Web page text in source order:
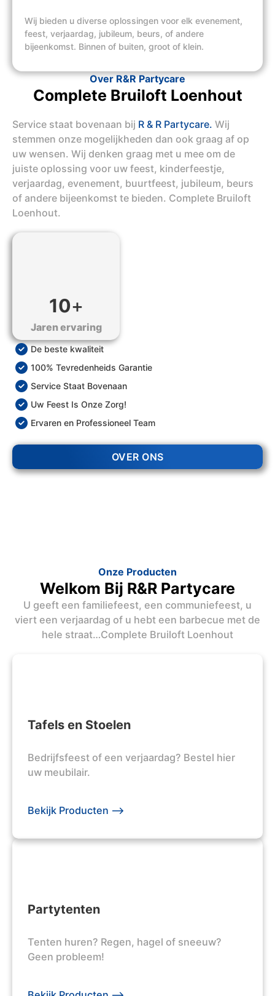
Wij bieden u diverse oplossingen voor elk evenement,
feest, verjaardag, jubileum, beurs, of andere
bijeenkomst. Binnen of buiten, groot of klein.
Over R&R Partycare
Complete Bruiloft Loenhout
Service staat bovenaan bij R & R Partycare. Wij
stemmen onze mogelijkheden dan ook graag af op
uw wensen. Wij denken graag met u mee om de
juiste oplossing voor uw feest, kinderfeestje,
verjaardag, evenement, buurtfeest, jubileum, beurs
of andere bijeenkomst te bieden. Complete Bruiloft
Loenhout.
10+
Jaren ervaring
De beste kwaliteit
100% Tevredenheids Garantie
Service Staat Bovenaan
Uw Feest Is Onze Zorg!
Ervaren en Professioneel Team
OVER ONS
Onze Producten
Welkom Bij R&R Partycare
U geeft een familiefeest, een communiefeest, u
viert een verjaardag of u hebt een barbecue met de
hele straat…Complete Bruiloft Loenhout
Tafels en Stoelen
Bedrijfsfeest of een verjaardag? Bestel hier
uw meubilair.
Bekijk Producten -->
Partytenten
Tenten huren? Regen, hagel of sneeuw?
Geen probleem!